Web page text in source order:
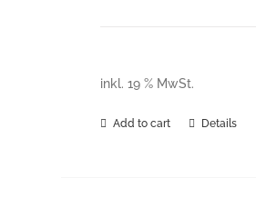
inkl. 19 % MwSt.
Add to cart Details